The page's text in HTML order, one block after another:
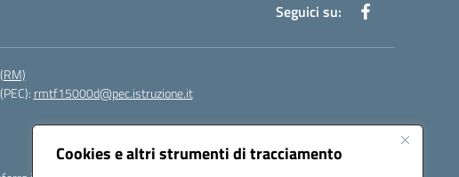
Cookies e altri strumenti di tracciamento
Seguici su:
rmtf15000d@pec.istruzione.it